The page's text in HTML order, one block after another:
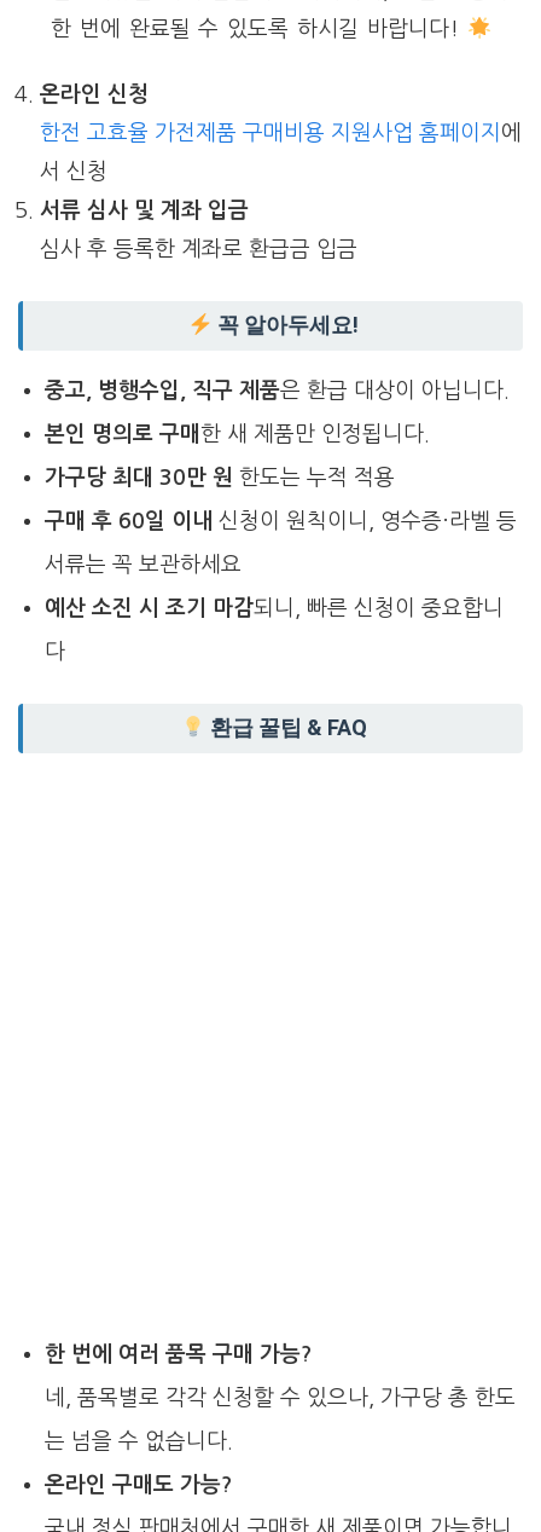
한 번에 완료될 수 있도록 하시길 바랍니다!
온라인 신청
한전 고효율 가전제품 구매비용 지원사업 홈페이지 에
서 신청
서류 심사 및 계좌 입금
심사 후 등록한 계좌로 환급금 입금
꼭 알아두세요!
중고, 병행수입, 직구 제품은 환급 대상이 아닙니다.
본인 명의로 구매 한 새 제품만 인정됩니다.
가구당 최대 30만 원 한도는 누적 적용
구매 후 60일 이내 신청이 원칙이니, 영수증·라벨 등
서류는 꼭 보관하세요
예산 소진 시 조기 마감되니, 빠른 신청이 중요합니
다
환급 꿀팁 & FAQ
한 번에 여러 품목 구매 가능?
네, 품목별로 각각 신청할 수 있으나, 가구당 총 한도
는 넘을 수 없습니다.
온라인 구매도 가능?